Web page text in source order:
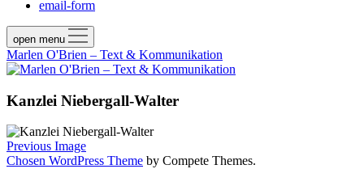
email-form
open menu
Marlen O'Brien – Text & Kommunikation
Kanzlei Niebergall-Walter
Previous Image
Chosen WordPress Theme by Compete Themes.